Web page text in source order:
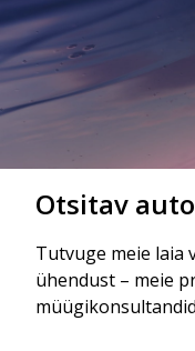
Otsitav
Tutvuge meie laia
ühendust – meie